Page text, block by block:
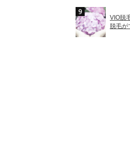
VIO脱
脱毛が